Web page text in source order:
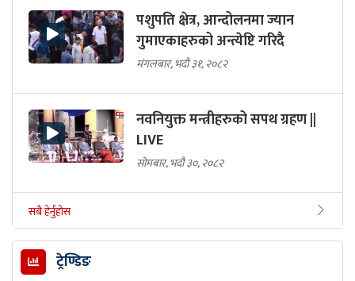
पशुपति क्षेत्र, आन्दोलनमा ज्यान
गुमाएकाहरुको अन्त्येष्टि गरिदै
मंगलबार, भदौ ३१, २०८२
नवनियुक्त मन्त्रीहरुको सपथ ग्रहण ||
LIVE
सोमबार, भदौ ३०, २०८२
सबै हेर्नुहोस
ट्रेण्डिङ